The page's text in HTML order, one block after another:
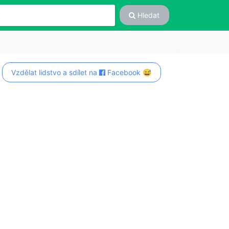
Hledat
Vzdělat lidstvo a sdílet na Facebook 😅